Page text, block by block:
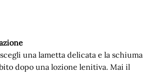
una lametta delicata e la schiuma
dopo una lozione lenitiva. Mai il